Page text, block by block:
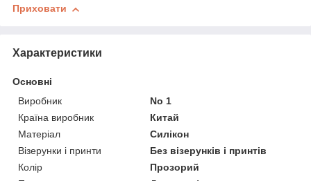
Приховати
Характеристики
Основні
Виробник
No 1
Країна виробник
Китай
Матеріал
Силікон
Візерунки і принти
Без візерунків і принтів
Колір
Прозорий